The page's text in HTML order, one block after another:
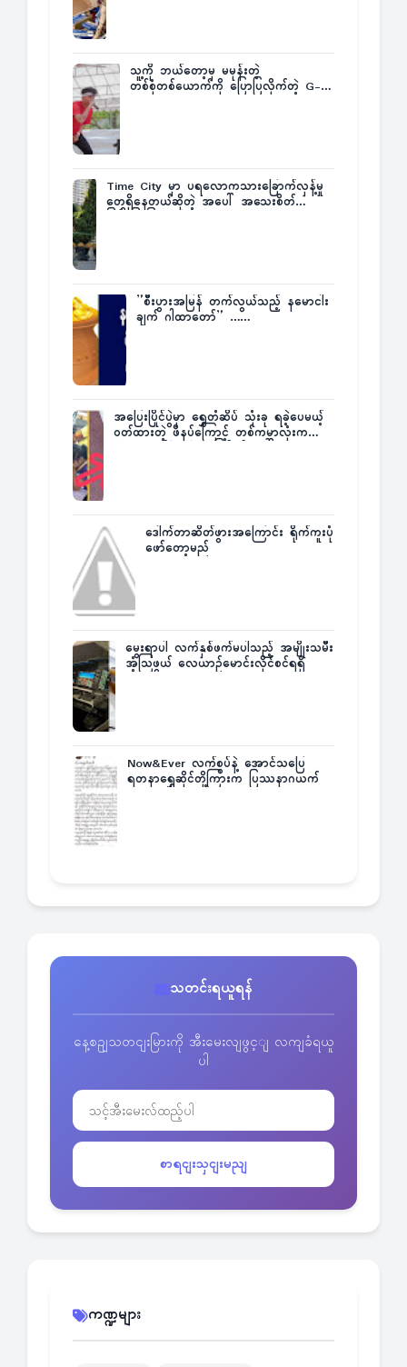
သူ့ကို ဘယ်တော့မှ မမုန်းတဲ့
တစ်စုံတစ်ယောက်ကို ပြောပြလိုက်တဲ့ G-
Time City မှာ ပရလောကသားခြောက်လှန့်မှု
တွေရှိနေတယ်ဆိုတဲ့ အပေါ် အသေးစိတ်
”စီးပွားအမြန် တက်လွယ်သည့် နမောငါး
ချက် ဂါထာတော်” ……
အပြေးပြိုင်ပွဲမှာ ရွှေတံဆိပ် သုံးခု ရခဲ့ပေမယ့်
ဝတ်ထားတဲ့ ဖိနပ်ကြောင့် တစ်ကမ္ဘာလုံးက
ဒေါက်တာဆိတ်ဖွားအကြောင်း ရိုက်ကူးပုံ
ဖော်တော့မည်
မွေးရာပါ လက်နှစ်ဖက်မပါသည့် အမျိုးသမီး
အံ့သြဖွယ် လေယာဉ်မောင်းလိုင်စင်ရရှိ
Now&Ever လက်စွပ်နဲ့ အောင်သပြေ
ရတနာရွှေဆိုင်တို့ကြားက ပြဿနာဂယက်
သတင်းရယူရန်
နေ့စဥျသတငျးမြားကို အီးမေးလျဖွင့ျ လကျခံရယူ
ပါ
စာရငျးသှငျးမညျ
ကဏ္ဍများ